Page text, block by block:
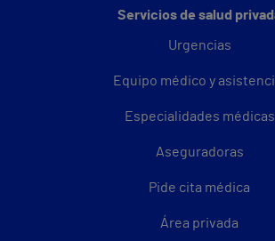
Servicios de salud
Urgencias
Equipo médico y
Especialidades médicas
Aseguradoras
Pide cita médica
Área privada